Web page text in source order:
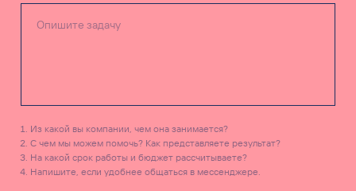
Из какой вы компании, чем она занимается?
С чем мы можем помочь? Как представляете результат?
На какой срок работы и бюджет рассчитываете?
Напишите, если удобнее общаться в мессенджере.